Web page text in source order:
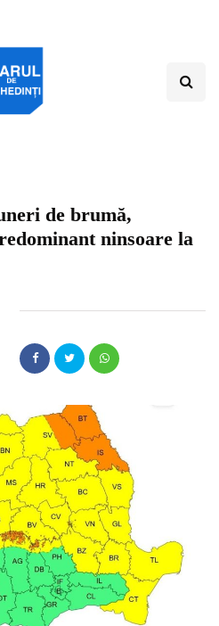
de brumă,
ninsoare la